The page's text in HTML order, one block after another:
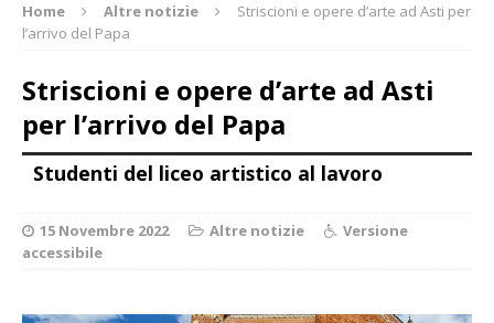
Home Altre notizie
Striscioni e opere d’arte ad Asti per
l’arrivo del Papa
Striscioni e opere d’arte ad Asti
per l’arrivo del Papa
Studenti del liceo artistico al lavoro
15 Novembre 2022 Altre notizie
Versione
accessibile